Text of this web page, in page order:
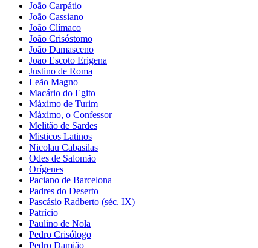
João Carpátio
João Cassiano
João Clímaco
João Crisóstomo
João Damasceno
Joao Escoto Erigena
Justino de Roma
Leão Magno
Macário do Egito
Máximo de Turim
Máximo, o Confessor
Melitão de Sardes
Misticos Latinos
Nicolau Cabasilas
Odes de Salomão
Orígenes
Paciano de Barcelona
Padres do Deserto
Pascásio Radberto (séc. IX)
Patrício
Paulino de Nola
Pedro Crisólogo
Pedro Damião